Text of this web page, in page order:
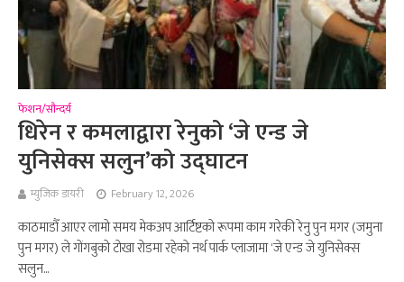
फेशन/सौन्दर्य
धिरेन र कमलाद्वारा रेनुको ‘जे एन्ड जे
युनिसेक्स सलुन’को उद्घाटन
म्युजिक डायरी February 12, 2026
काठमाडौँ आएर लामो समय मेकअप आर्टिष्टको रूपमा काम गरेकी रेनु पुन मगर (जमुना
पुन मगर) ले गोंगबुको टोखा रोडमा रहेको नर्थ पार्क प्लाजामा ‘जे एन्ड जे युनिसेक्स
सलुन...